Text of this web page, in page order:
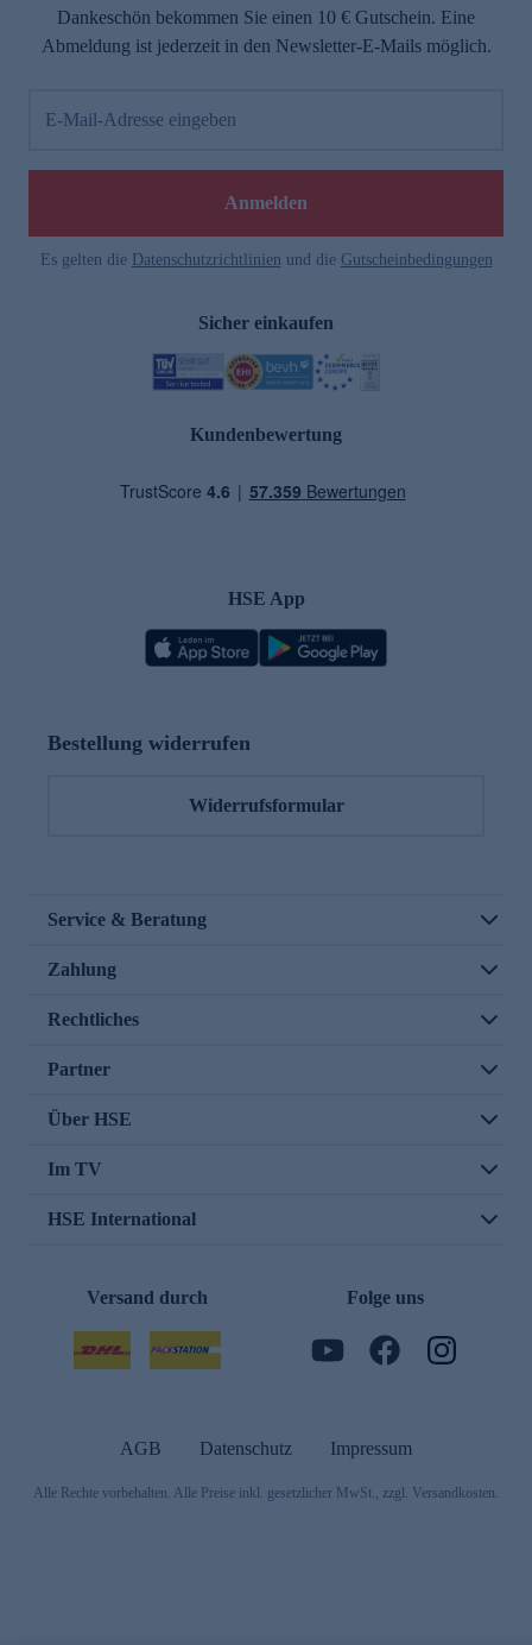
Dankeschön bekommen Sie einen 10 € Gutschein. Eine
Abmeldung ist jederzeit in den Newsletter-E-Mails möglich.
E-Mail-Adresse eingeben
Anmelden
Es gelten die Datenschutzrichtlinien und die Gutscheinbedingungen
Sicher einkaufen
Kundenbewertung
HSE App
Bestellung widerrufen
Widerrufsformular
Service & Beratung
Zahlung
Rechtliches
Partner
Über HSE
Im TV
HSE International
Versand durch Folge uns
AGB Datenschutz Impressum
Alle Rechte vorbehalten. Alle Preise inkl. gesetzlicher MwSt., zzgl. Versandkosten.